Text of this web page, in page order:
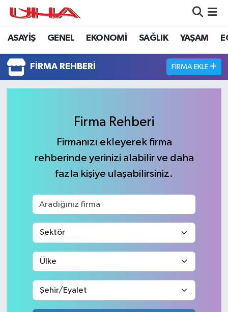
ASAYİŞ GENEL EKONOMİ SAĞLIK YAŞAM
FIRMA REHBERI FIRMA EKLE
Firma Rehberi
Firmanızı ekleyerek firma
rehberinde yerinizi alabilir ve daha
fazla kişiye ulaşabilirsiniz.
ASAYİŞ
GÜNDEM
GENEL
SAĞLIK
LEZETLERİMİZ
EKONOMİ
ÇEVRE
DÜNYA
HABERDE İNSAN
Nöbetçi Eczaneler
Hava Durumu
Namaz Vakitleri
Trafik Durumu
Puan Durumu ve Fikstür
Tüm Manşetler
Son Dakika Haberleri